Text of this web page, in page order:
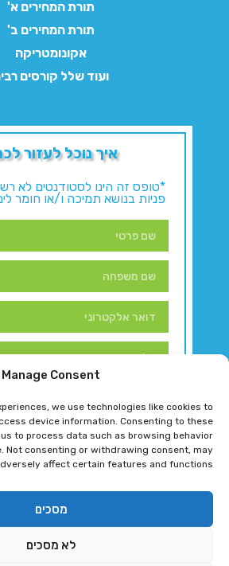
Manage Consent
we use technologies like cookies to
device information. Consenting to these
to process data such as browsing behavior
Not consenting or withdrawing consent, may
affect certain features and functions.
מסכים
לא מסכים
תורת המחירים א'
תורת המחירים ב'
אקונומטריקה
ועוד שלל קורסים
איך נוכל לעזור
*טופס זה הינו לסטודנטים לא
פניות בנושא תמיכה ו/או חומר